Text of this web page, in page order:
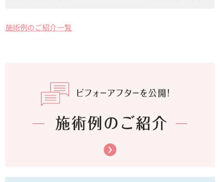
施術例のご紹介一覧